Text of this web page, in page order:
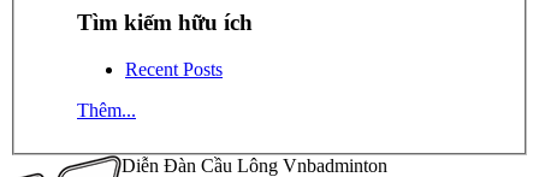
Tìm kiếm hữu ích
Recent Posts
Thêm...
Diễn Đàn Cầu Lông Vnbadminton